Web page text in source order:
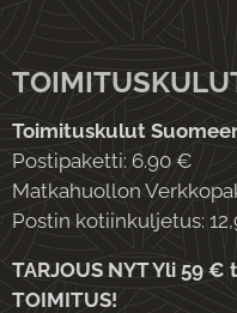
Toimituskulut
Postipaketti: 6.90 €
Matkahuollon
Postin kotiinkuljetus:
TARJOUS NYT Yli 59
TOIMITUS!